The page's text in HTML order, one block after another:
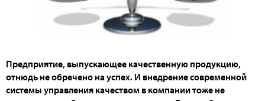
Предприятие, выпускающее качественную продукцию,
отнюдь не обречено на успех. И внедрение современной
системы управления качеством в компании тоже не